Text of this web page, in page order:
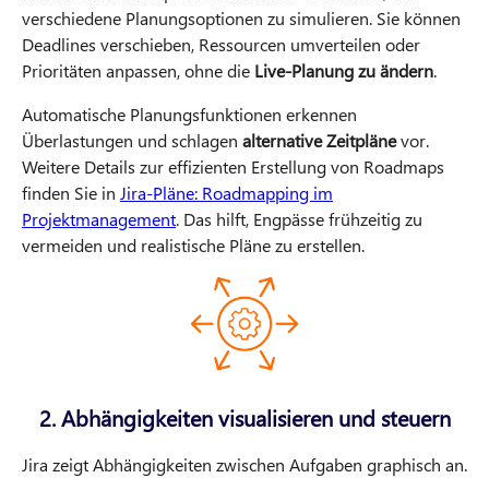
verschiedene Planungsoptionen zu simulieren. Sie können
Deadlines verschieben, Ressourcen umverteilen oder
Prioritäten anpassen, ohne die Live-Planung zu ändern.
Automatische Planungsfunktionen erkennen
Überlastungen und schlagen alternative Zeitplänevor.
Weitere Details zur effizienten Erstellung von Roadmaps
finden Sie in Jira-Pläne: Roadmapping im
Projektmanagement. Das hilft, Engpässe frühzeitig zu
vermeiden und realistische Pläne zu erstellen.
2. Abhängigkeiten visualisieren und steuern
Jira zeigt Abhängigkeiten zwischen Aufgaben graphisch an.